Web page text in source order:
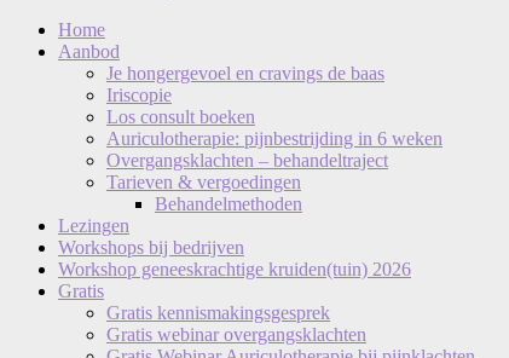
Home
Aanbod
Je hongergevoel en cravings de baas
Iriscopie
Los consult boeken
Auriculotherapie: pijnbestrijding in 6 weken
Overgangsklachten – behandeltraject
Tarieven & vergoedingen
Behandelmethoden
Lezingen
Workshops bij bedrijven
Workshop geneeskrachtige kruiden(tuin) 2026
Gratis
Gratis kennismakingsgesprek
Gratis webinar overgangsklachten